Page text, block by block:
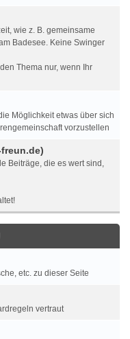
wie z. B. gemeinsame
Badesee. Keine Swinger
Thema nur, wenn Ihr
Möglichkeit etwas über sich
vorzustellen
Beiträge, die es wert sind,
etc. zu dieser Seite
vertraut